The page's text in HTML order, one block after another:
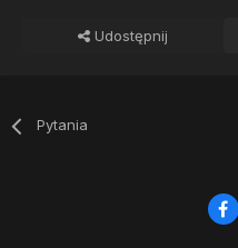
Udostępnij
Pytania